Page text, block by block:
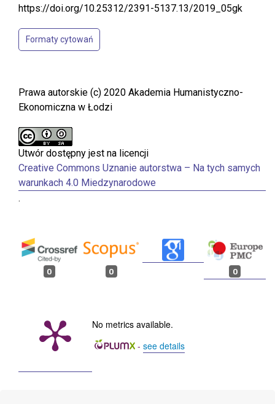
https://doi.org/10.25312/2391-5137.13/2019_05gk
Formaty cytowań
Prawa autorskie (c) 2020 Akademia Humanistyczno-
Ekonomiczna w Łodzi
Utwór dostępny jest na licencji
Creative Commons Uznanie autorstwa – Na tych samych
warunkach 4.0 Miedzynarodowe
.
0 0 0
No metrics available.
- see details